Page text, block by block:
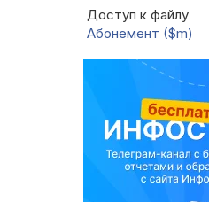
Доступ к файлу
Абонемент ($m)